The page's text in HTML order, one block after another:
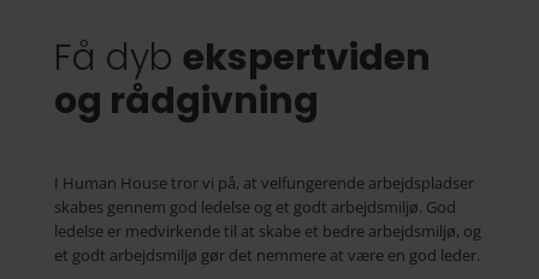
Få dyb ekspertviden
og rådgivning
I Human House tror vi på, at velfungerende arbejdspladser
skabes gennem god ledelse og et godt arbejdsmiljø. God
ledelse er medvirkende til at skabe et bedre arbejdsmiljø, og
et godt arbejdsmiljø gør det nemmere at være en god leder.